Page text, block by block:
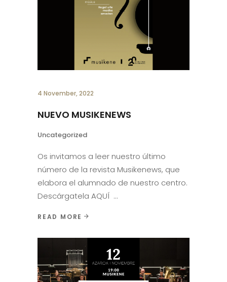
4 November, 2022
NUEVO MUSIKENEWS
Uncategorized
Os invitamos a leer nuestro último
número de la revista Musikenews, que
elabora el alumnado de nuestro centro.
Descárgatela AQUÍ
READ MORE